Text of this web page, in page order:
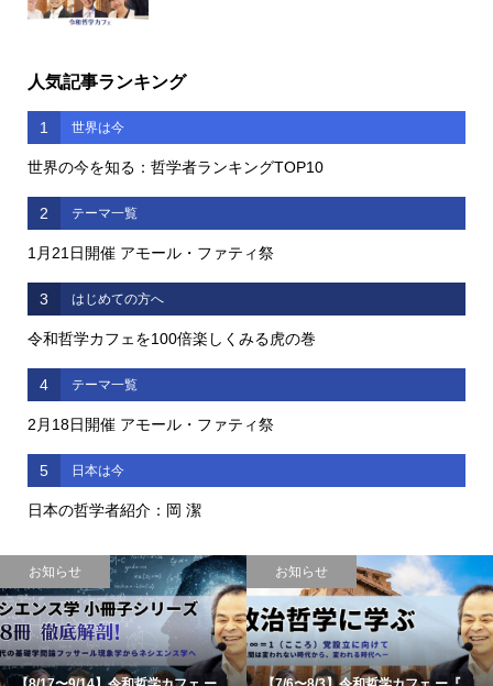
人気記事ランキング
1 世界は今
世界の今を知る：哲学者ランキングTOP10
2 テーマ一覧
1月21日開催 アモール・ファティ祭
3 はじめての方へ
令和哲学カフェを100倍楽しくみる虎の巻
4 テーマ一覧
2月18日開催 アモール・ファティ祭
5 日本は今
日本の哲学者紹介：岡 潔
お知らせ お知らせ